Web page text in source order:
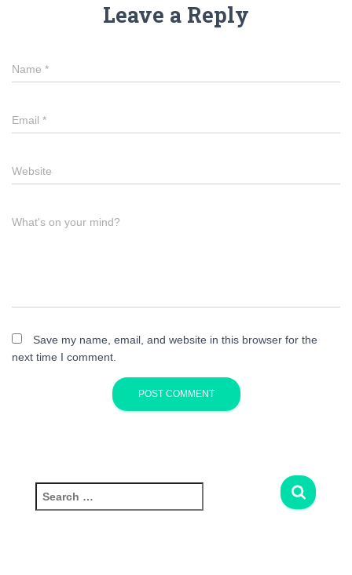
Leave a Reply
Name *
Email *
Website
What's on your mind?
Save my name, email, and website in this browser for the
next time I comment.
e